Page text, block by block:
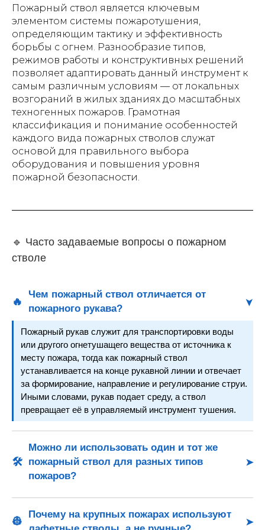
Пожарный ствол является ключевым
элементом системы пожаротушения,
определяющим тактику и эффективность
борьбы с огнем. Разнообразие типов,
режимов работы и конструктивных решений
позволяет адаптировать данный инструмент к
самым различным условиям — от локальных
возгораний в жилых зданиях до масштабных
техногенных пожаров. Грамотная
классификация и понимание особенностей
каждого вида пожарных стволов служат
основой для правильного выбора
оборудования и повышения уровня
пожарной безопасности.
🔹 Часто задаваемые вопросы о пожарном
стволе
🔥
Чем пожарный ствол отличается от
пожарного рукава?
Пожарный рукав служит для транспортировки воды
или другого огнетушащего вещества от источника к
месту пожара, тогда как пожарный ствол
устанавливается на конце рукавной линии и отвечает
за формирование, направление и регулирование струи.
Иными словами, рукав подает среду, а ствол
превращает её в управляемый инструмент тушения.
🛠️
Можно ли использовать один и тот же
пожарный ствол для разных типов
пожаров?
водой, так и с пенными растворами, а также позволяют
👷
Почему на крупных пожарах используют